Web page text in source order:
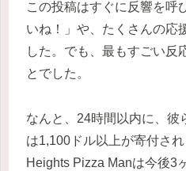
この投稿はすぐに反響を呼
いね！」や、たくさんの応
した。でも、最もすごい反
とでした。
なんと、24時間以内に、彼
は1,100ドル以上が寄付さ
Heights Pizza Manは今後3